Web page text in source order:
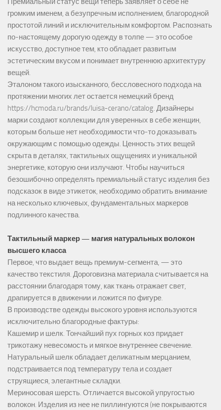
громким именем, а безупречным исполнением, благородной
простотой линий и исключительным комфортом. Распознать
по-настоящему дорогую одежду в толпе — это особое
искусство, доступное тем, кто обладает развитым
эстетическим вкусом и понимает внутреннюю архитектуру
вещей.
Эталоном такого изысканного, бессловесного подхода на
протяжении многих лет остается немецкий бренд
https://hcmoda.ru/brands/luisa-cerano/catalog. Дизайнеры
марки создают коллекции для уверенных в себе женщин,
которым больше нет необходимости что-то доказывать
окружающим с помощью одежды. Ценность этих вещей
скрыта в деталях, тактильных ощущениях и уникальной
энергетике, которую они излучают. Чтобы научиться
безошибочно определять премиальный статус изделия без
подсказок в виде этикеток, необходимо обратить внимание
на несколько ключевых, фундаментальных маркеров
подлинного качества.
Тактильный маркер — магия натуральных волокон
высшего класса
Первое, что выдает вещь премиум-сегмента, — это
качество текстиля. Дороговизна материала считывается на
расстоянии благодаря тому, как ткань отражает свет,
драпируется в движении и ложится по фигуре.
В производстве одежды высокого уровня используются
исключительно благородные фактуры:
Кашемир и шелк. Тончайший пух горных коз придает
трикотажу невесомость и мягкое внутреннее свечение.
Натуральный шелк обладает деликатным мерцанием,
подстраивается под температуру тела и создает
струящиеся, элегантные складки.
Мериносовая шерсть. Отличается высокой упругостью
волокон. Изделия из нее не пиллингуются (не покрываются